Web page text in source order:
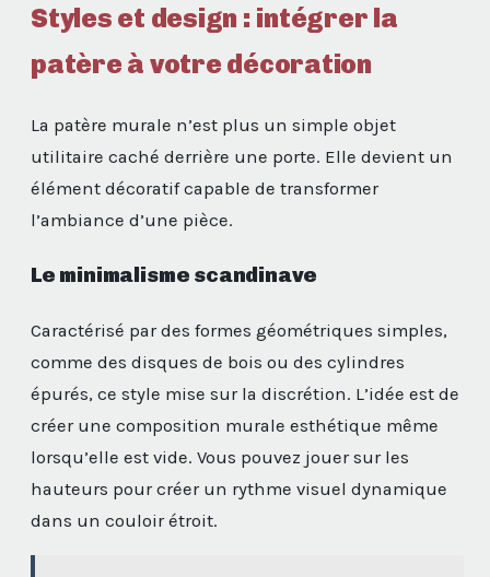
Styles et design : intégrer la
patère à votre décoration
La patère murale n’est plus un simple objet
utilitaire caché derrière une porte. Elle devient un
élément décoratif capable de transformer
l’ambiance d’une pièce.
Le minimalisme scandinave
Caractérisé par des formes géométriques simples,
comme des disques de bois ou des cylindres
épurés, ce style mise sur la discrétion. L’idée est de
créer une composition murale esthétique même
lorsqu’elle est vide. Vous pouvez jouer sur les
hauteurs pour créer un rythme visuel dynamique
dans un couloir étroit.